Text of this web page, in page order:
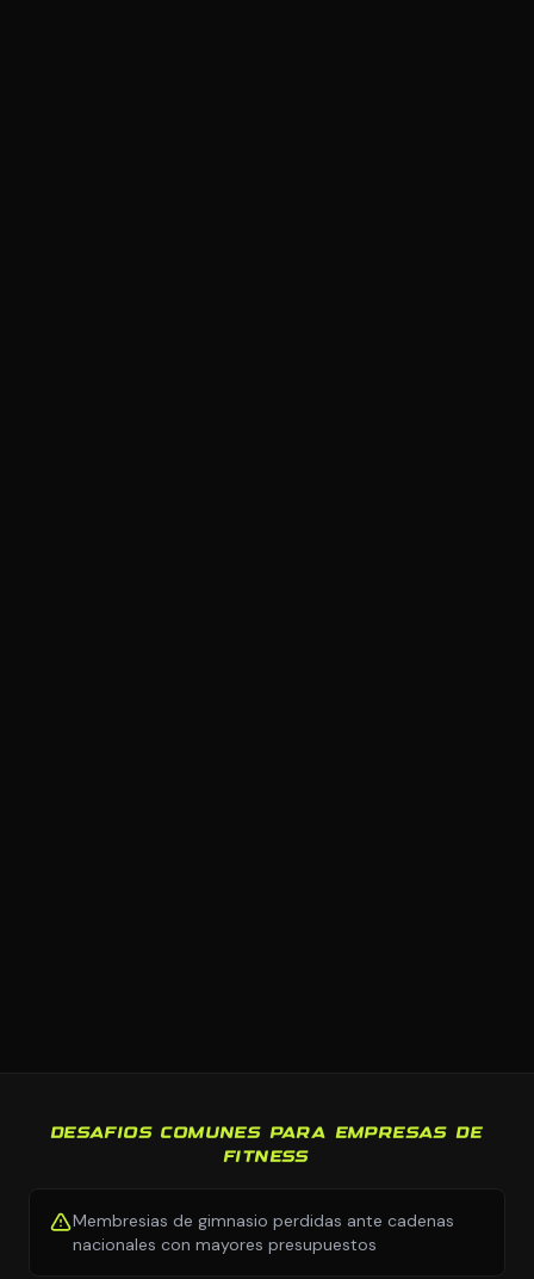
DESAFIOS COMUNES PARA EMPRESAS DE
FITNESS
Membresias de gimnasio perdidas ante cadenas
nacionales con mayores presupuestos